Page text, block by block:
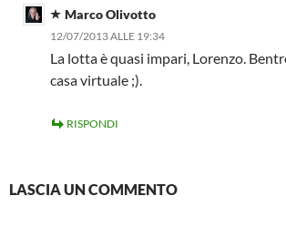
Marco Olivotto
12/07/2013 ALLE 19:34
La lotta è quasi impari, Lorenzo.
casa virtuale ;).
RISPONDI
LASCIA UN COMMENTO